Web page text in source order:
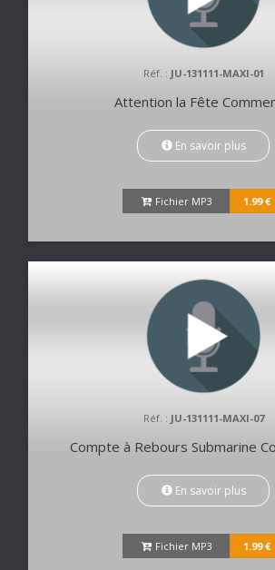
Réf. : JU-131111-MAXI-01
Attention la Fête
En savoir plus
Fichier MP3 1.99 €
Réf. : JU-131111-MAXI-07
Compte à Rebours Submarine
En savoir plus
Fichier MP3 1.99 €